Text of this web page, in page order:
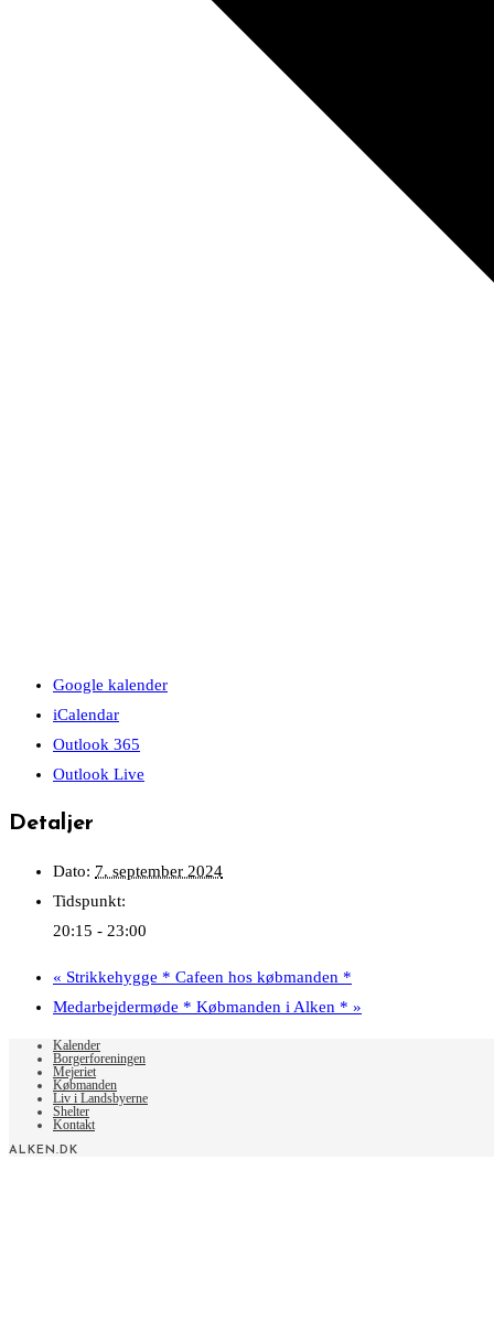
Google kalender
iCalendar
Outlook 365
Outlook Live
Detaljer
Dato: 7. september 2024
Tidspunkt:
20:15 - 23:00
« Strikkehygge * Cafeen hos købmanden *
Medarbejdermøde * Købmanden i Alken * »
Kalender
Borgerforeningen
Mejeriet
Købmanden
Liv i Landsbyerne
Shelter
Kontakt
ALKEN.DK